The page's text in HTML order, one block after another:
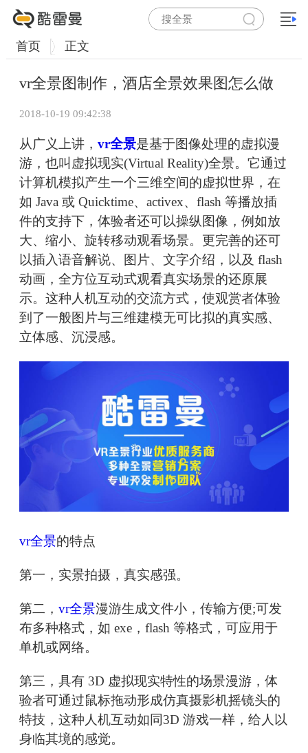
首页 正文
vr全景图制作，酒店全景效果图怎么做
2018-10-19 09:42:38
从广义上讲， vr全景是基于图像处理的虚拟漫
游，也叫虚拟现实(Virtual Reality)全景。它通过
计算机模拟产生一个三维空间的虚拟世界，在
如 Java 或 Quicktime、activex、flash 等播放插
件的支持下，体验者还可以操纵图像，例如放
大、缩小、旋转移动观看场景。更完善的还可
以插入语音解说、图片、文字介绍，以及 flash
动画，全方位互动式观看真实场景的还原展
示。这种人机互动的交流方式，使观赏者体验
到了一般图片与三维建模无可比拟的真实感、
立体感、沉浸感。
vr全景的特点
第一，实景拍摄，真实感强。
第二， vr全景漫游生成文件小，传输方便;可发
布多种格式，如 exe，flash 等格式，可应用于
单机或网络。
第三，具有 3D 虚拟现实特性的场景漫游，体
验者可通过鼠标拖动形成仿真摄影机摇镜头的
特技，这种人机互动如同3D 游戏一样，给人以
身临其境的感觉。